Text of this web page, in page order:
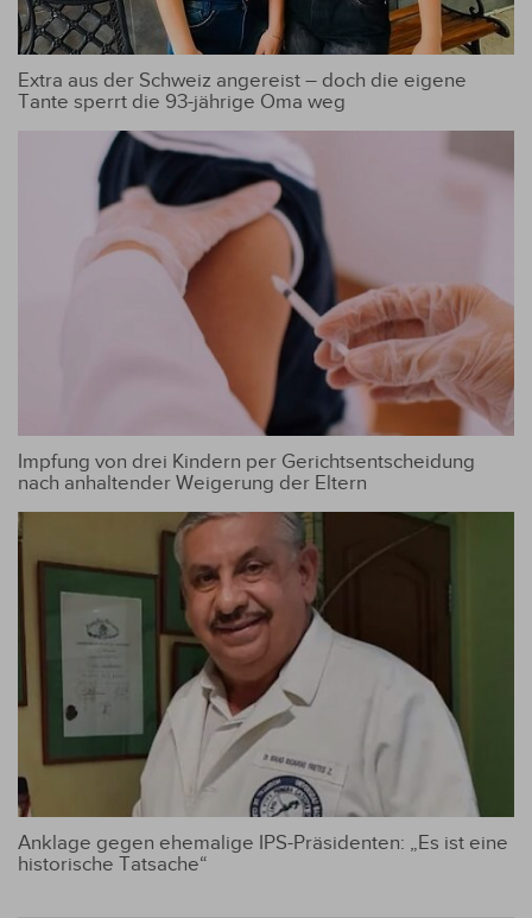
Extra aus der Schweiz angereist – doch die eigene
Tante sperrt die 93-jährige Oma weg
Impfung von drei Kindern per Gerichtsentscheidung
nach anhaltender Weigerung der Eltern
Anklage gegen ehemalige IPS-Präsidenten: „Es ist eine
historische Tatsache“